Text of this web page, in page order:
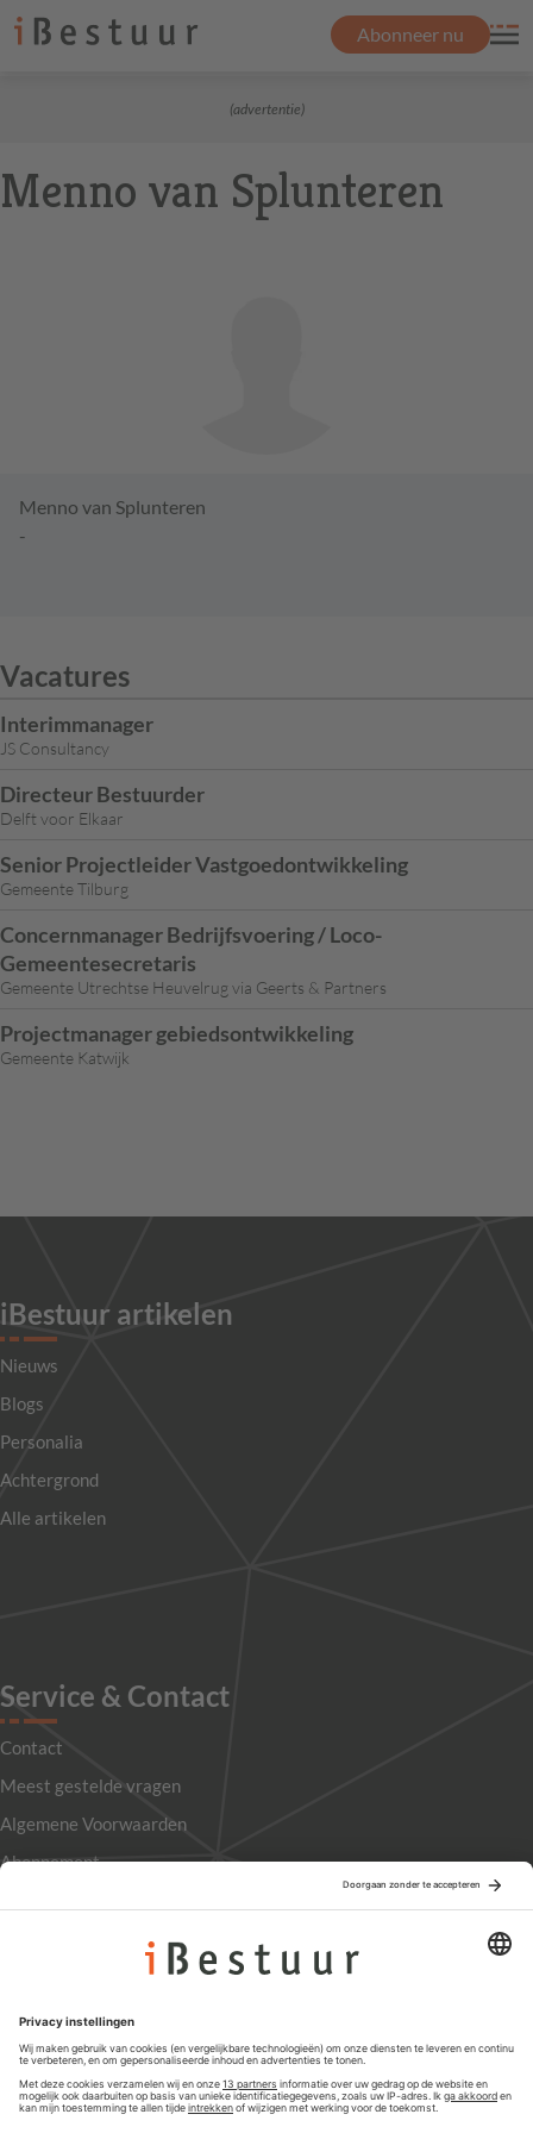
Abonneer nu
(advertentie)
Menno van Splunteren
Menno van Splunteren
-
Vacatures
Interimmanager
JS Consultancy
Directeur Bestuurder
Delft voor Elkaar
Senior Projectleider Vastgoedontwikkeling
Gemeente Tilburg
Concernmanager Bedrijfsvoering / Loco-
Gemeentesecretaris
Gemeente Utrechtse Heuvelrug via Geerts & Partners
Projectmanager gebiedsontwikkeling
Gemeente Katwijk
iBestuur artikelen
Nieuws
Blogs
Personalia
Achtergrond
Alle artikelen
Service & Contact
Contact
Meest gestelde vragen
Algemene Voorwaarden
Abonnement
Privacyinstellingen